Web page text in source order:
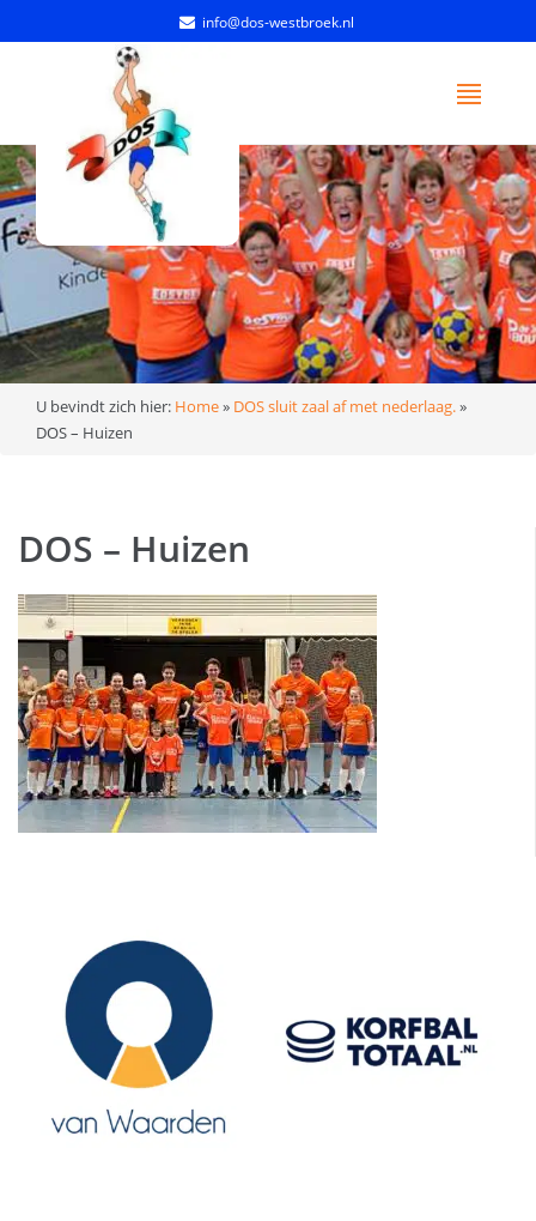
info@dos-westbroek.nl
U bevindt zich hier: Home» DOS sluit zaal af met nederlaag.»
DOS – Huizen
DOS – Huizen